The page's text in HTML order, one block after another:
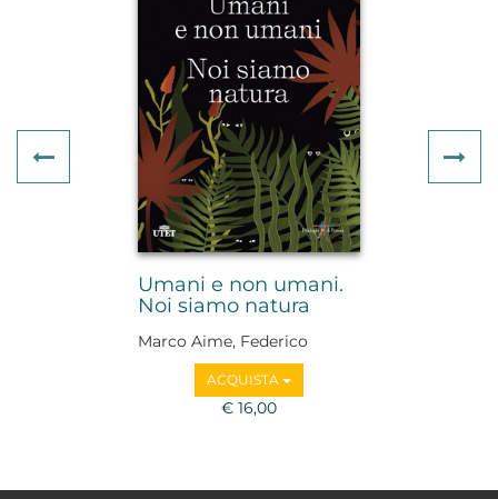
Umani e non umani.
Noi siamo natura
Marco Aime, Federico
Faloppa, Adriano Favole,
Guido Barbujani, Irene
Borgna, Emanuela
ACQUISTA
€ 16,00
Previous